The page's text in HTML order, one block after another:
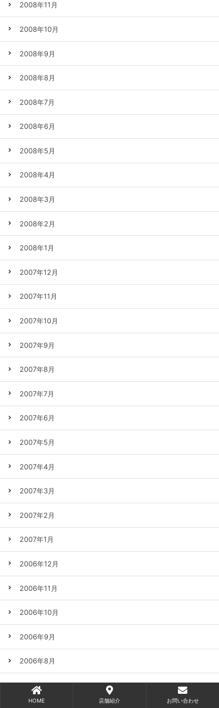
2008年11月
2008年10月
2008年9月
2008年8月
2008年7月
2008年6月
2008年5月
2008年4月
2008年3月
2008年2月
2008年1月
2007年12月
2007年11月
2007年10月
2007年9月
2007年8月
2007年7月
2007年6月
2007年5月
2007年4月
2007年3月
2007年2月
2007年1月
2006年12月
2006年11月
2006年10月
2006年9月
2006年8月
2006年7月
HOME 店舗紹介 お問い合わせ